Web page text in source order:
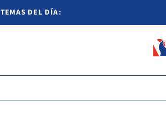
TEMAS DEL DÍA: